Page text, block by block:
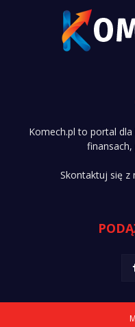
Komech.pl to portal dla
finansach,
Skontaktuj się z